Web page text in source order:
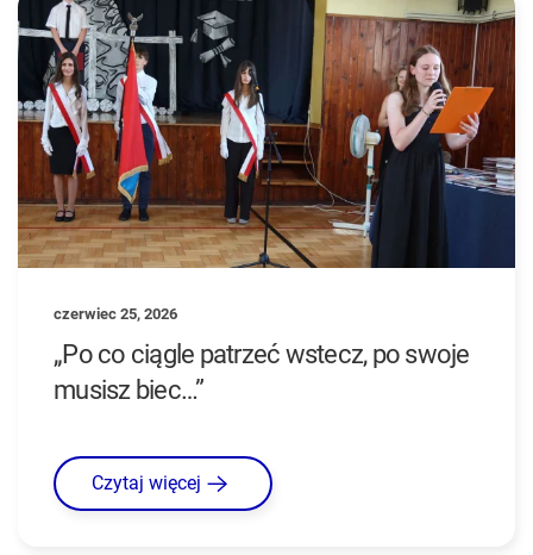
czerwiec 25, 2026
„Po co ciągle patrzeć wstecz, po swoje
musisz biec…”
Czytaj więcej